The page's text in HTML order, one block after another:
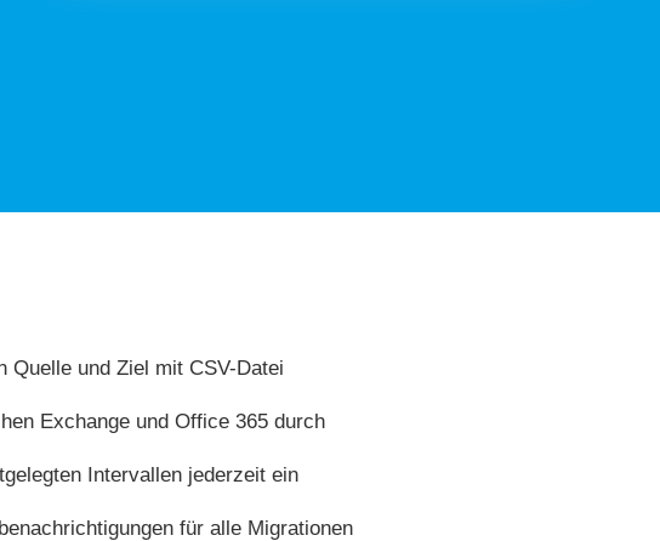
Quelle und Ziel mit CSV-Datei
Exchange und Office 365 durch
Intervallen jederzeit ein
für alle Migrationen